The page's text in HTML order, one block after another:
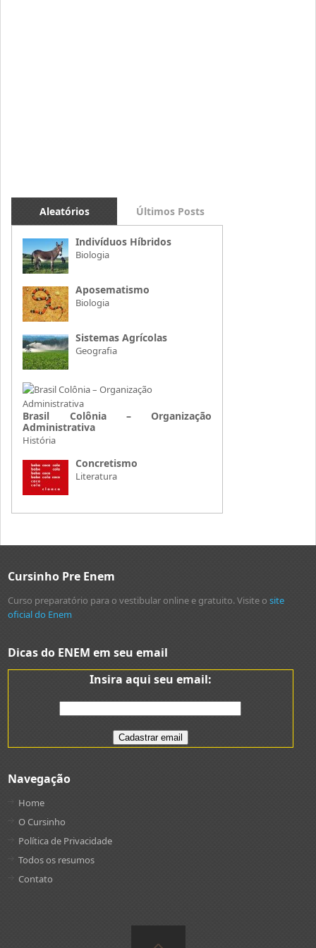
Aleatórios Últimos Posts
Indivíduos Híbridos
Biologia
Aposematismo
Biologia
Sistemas Agrícolas
Geografia
Brasil Colônia – Organização
Administrativa
História
Concretismo
Literatura
Cursinho Pre Enem
Curso preparatório para o vestibular online e gratuito. Visite osite
oficial do Enem
Dicas do ENEM em seu email
Insira aqui seu email:
Navegação
Home
O Cursinho
Política de Privacidade
Todos os resumos
Contato